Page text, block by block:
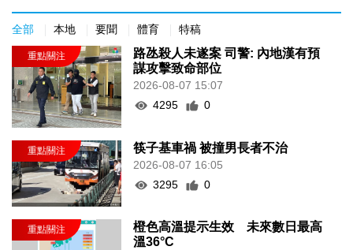
全部 本地 要聞 體育 特稿
路氹殺人未遂案 司警: 內地漢有預
謀攻擊致命部位
2026-08-07 15:07
4295
0
筷子基車禍 被撞男長者不治
2026-08-07 16:05
3295
0
橙色高溫提示生效 未來數日最高
溫36°C